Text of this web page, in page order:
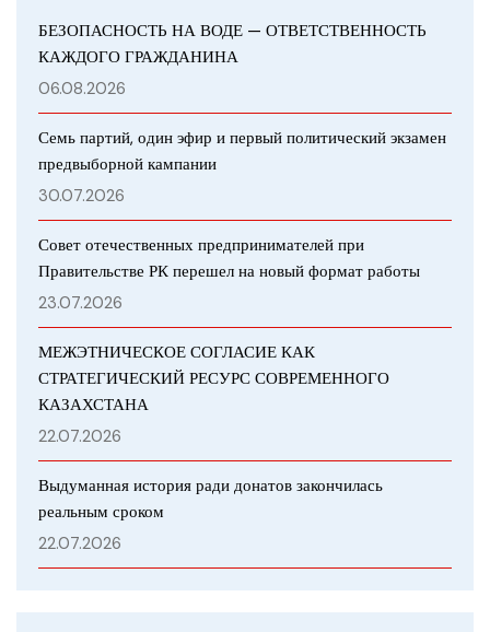
БЕЗОПАСНОСТЬ НА ВОДЕ — ОТВЕТСТВЕННОСТЬ
КАЖДОГО ГРАЖДАНИНА
06.08.2026
Семь партий, один эфир и первый политический экзамен
предвыборной кампании
30.07.2026
Совет отечественных предпринимателей при
Правительстве РК перешел на новый формат работы
23.07.2026
МЕЖЭТНИЧЕСКОЕ СОГЛАСИЕ КАК
СТРАТЕГИЧЕСКИЙ РЕСУРС СОВРЕМЕННОГО
КАЗАХСТАНА
22.07.2026
Выдуманная история ради донатов закончилась
реальным сроком
22.07.2026